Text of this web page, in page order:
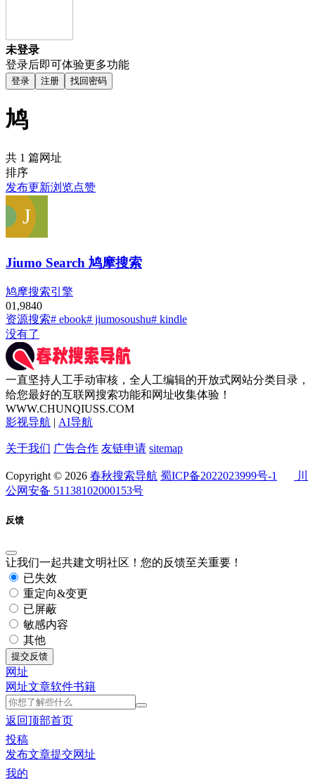
未登录
登录后即可体验更多功能
登录 注册 找回密码
鸠
共 1 篇网址
排序
发布更新浏览点赞
Jiumo Search 鸠摩搜索
鸠摩搜索引擎
01,9840
资源搜索# ebook# jiumosoushu# kindle
没有了
一直坚持人工手动审核，全人工编辑的开放式网站分类目录，
给您最好的互联网搜索功能和网址收集体验！
WWW.CHUNQIUSS.COM
影视导航 | AI导航
关于我们 广告合作 友链申请 sitemap
Copyright © 2026 春秋搜索导航 蜀ICP备2022023999号-1
川
公网安备 51138102000153号
反馈
让我们一起共建文明社区！您的反馈至关重要！
已失效
重定向&变更
已屏蔽
敏感内容
其他
提交反馈
网址
网址文章软件书籍
返回顶部首页
投稿
发布文章提交网址
我的